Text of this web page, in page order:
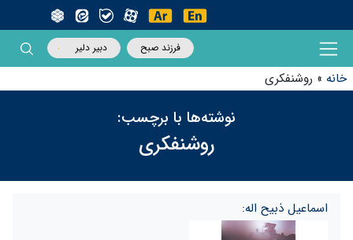
فرزند صبح دبیر دلیر
خانه » روشنفکری
نوشته‌ها با برچسب:
روشنفکری
اسماعیل ذبیح اله: